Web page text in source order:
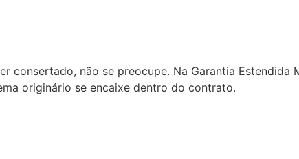
consertado, não se preocupe. Na Garantia
originário se encaixe dentro do contrato.